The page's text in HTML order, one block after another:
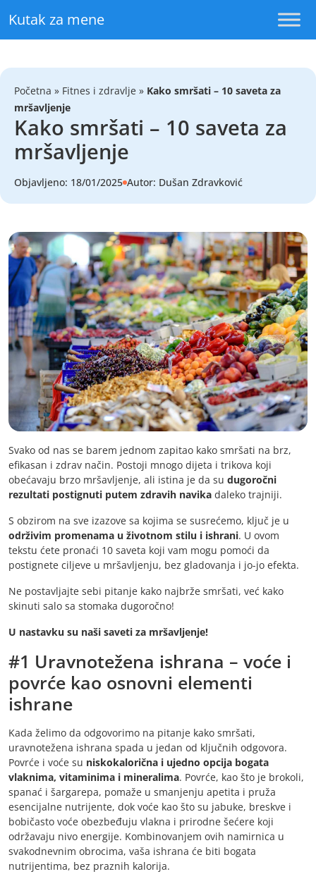
Kutak za mene
Početna » Fitnes i zdravlje » Kako smršati – 10 saveta za
mršavljenje
Kako smršati – 10 saveta za
mršavljenje
Objavljeno: 18/01/2025 Autor: Dušan Zdravković
Svako od nas se barem jednom zapitao kako smršati na brz,
efikasan i zdrav način. Postoji mnogo dijeta i trikova koji
obećavaju brzo mršavljenje, ali istina je da su dugoročni
rezultati postignuti putem zdravih navika daleko trajniji.
S obzirom na sve izazove sa kojima se susrećemo, ključ je u
održivim promenama u životnom stilu i ishrani. U ovom
tekstu ćete pronaći 10 saveta koji vam mogu pomoći da
postignete ciljeve u mršavljenju, bez gladovanja i jo-jo efekta.
Ne postavljajte sebi pitanje kako najbrže smršati, već kako
skinuti salo sa stomaka dugoročno!
U nastavku su naši saveti za mršavljenje!
#1 Uravnotežena ishrana – voće i
povrće kao osnovni elementi
ishrane
Kada želimo da odgovorimo na pitanje kako smršati,
uravnotežena ishrana spada u jedan od ključnih odgovora.
Povrće i voće su niskokalorična i ujedno opcija bogata
vlaknima, vitaminima i mineralima. Povrće, kao što je brokoli,
spanać i šargarepa, pomaže u smanjenju apetita i pruža
esencijalne nutrijente, dok voće kao što su jabuke, breskve i
bobičasto voće obezbeđuju vlakna i prirodne šećere koji
održavaju nivo energije. Kombinovanjem ovih namirnica u
svakodnevnim obrocima, vaša ishrana će biti bogata
nutrijentima, bez praznih kalorija.